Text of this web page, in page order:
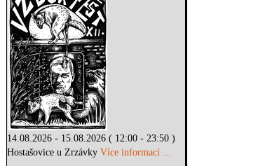
14.08.2026 - 15.08.2026 ( 12:00 - 23:50 )
Hostašovice u ZrzávkyVíce informací ...